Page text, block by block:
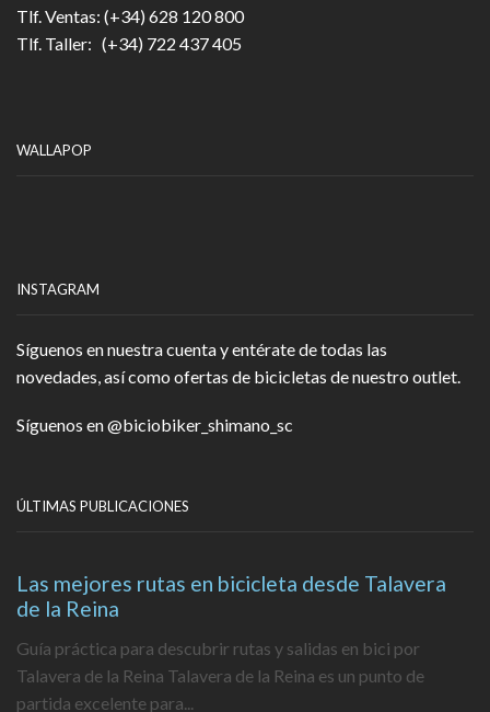
Tlf. Ventas: (+34) 628 120 800
Tlf. Taller: (+34) 722 437 405
WALLAPOP
INSTAGRAM
Síguenos en nuestra cuenta y entérate de todas las
novedades, así como ofertas de bicicletas de nuestro outlet.
Síguenos en@biciobiker_shimano_sc
ÚLTIMAS PUBLICACIONES
Las mejores rutas en bicicleta desde Talavera
de la Reina
Guía práctica para descubrir rutas y salidas en bici por
Talavera de la Reina Talavera de la Reina es un punto de
partida excelente para...